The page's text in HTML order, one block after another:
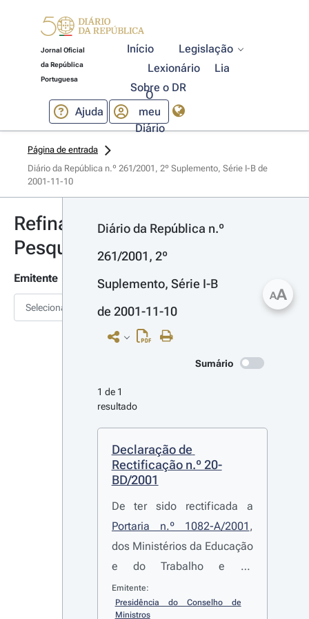
Jornal Oficial
da República
Portuguesa
Início
Legislação
Lexionário
Lia
Sobre o DR
Ajuda
O
meu
Diário
Página de entrada
Diário da República n.º 261/2001, 2º Suplemento, Série I-B de
2001-11-10
Refinar
Pesquisa
Emitente
Selecionar
Diário da República n.º
261/2001, 2º
Suplemento, Série I-B
de 2001-11-10
Sumário
1 de 1
resultado
Declaração de
Rectificação n.º 20-
BD/2001
De ter sido rectificada a
Portaria n.º 1082-A/2001 ,
dos Ministérios da Educação
e do Trabalho e da
Solidariedade, que cria uma
rede nacional de centros de
Emitente:
Presidência do Conselho de
Ministros
AA